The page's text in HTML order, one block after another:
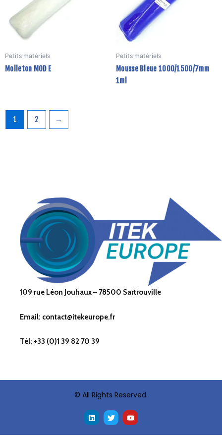
Petits matériels
Molleton MOD E
Petits matériels
Mousse Bleue 1000/1500/7mm
1ml
1 2 →
109 rue Léon Jouhaux – 78500 Sartrouville
Email: contact@itekeurope.fr
Tél: +33 (0)1 39 82 70 39
© All Rights Reserved.
L
i
n
k
T
w
i
t
Y
o
u
t